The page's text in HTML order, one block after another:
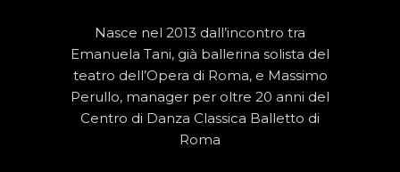
Nasce nel 2013 dall’incontro tra
Emanuela Tani, già ballerina solista del
teatro dell’Opera di Roma, e Massimo
Perullo, manager per oltre 20 anni del
Centro di Danza Classica Balletto di
Roma